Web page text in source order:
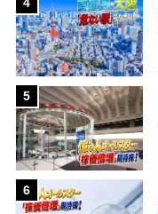
5
6